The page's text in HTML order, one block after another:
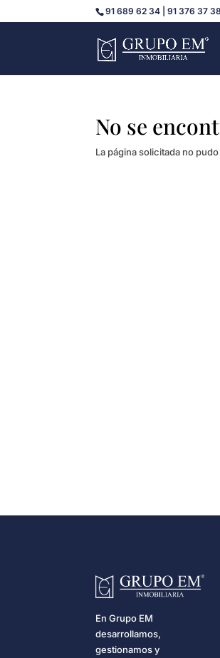
91 689 62 34 | 91 376 37 38
No se
La página solicitada no
En Grupo EM
desarrollamos,
gestionamos y